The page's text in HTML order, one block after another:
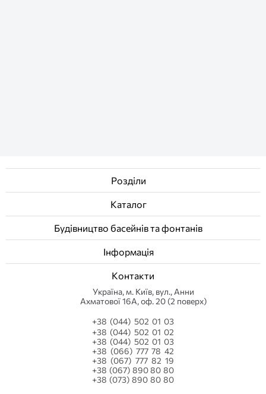
Розділи
Каталог
Будівництво басейнів та фонтанів
Інформація
Контакти
Українa, м. Київ, вул., Анни
Ахматової 16А, оф. 20 (2 поверх)
+38 (044) 502 01 03
+38 (044) 502 01 02
+38 (044) 502 01 03
+38 (066) 777 78 42
+38 (067) 777 82 19
+38 (067) 890 80 80
+38 (073) 890 80 80